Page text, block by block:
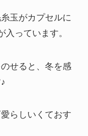
玉がカプセルに
っています。
せると、冬を感
らしいくておす